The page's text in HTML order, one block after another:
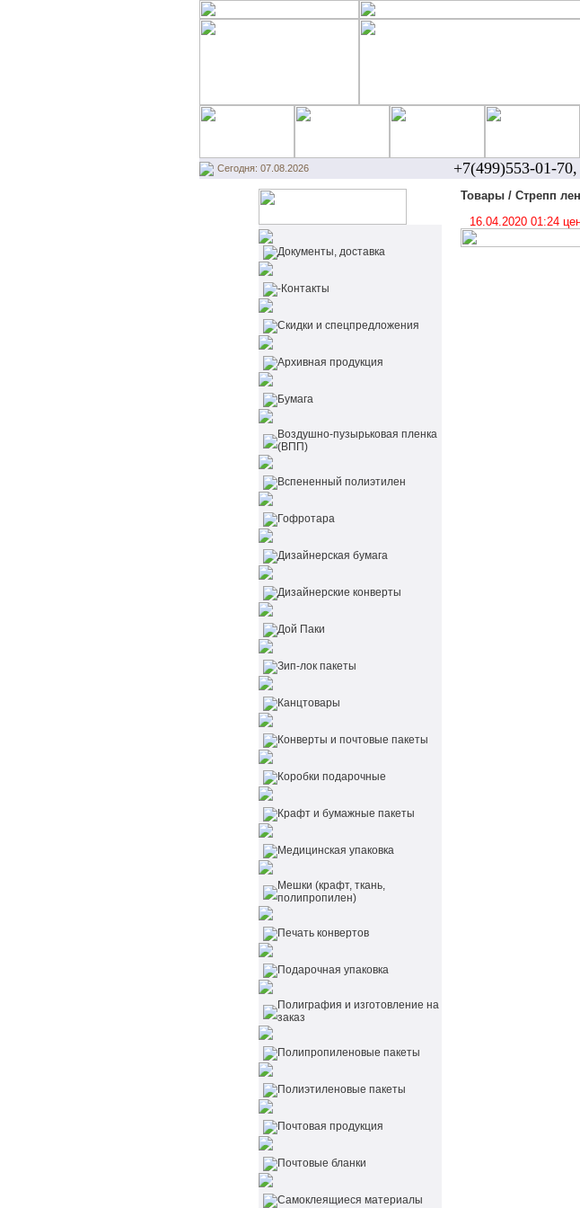
Сегодня: 07.08.2026 +7(499)553-01-
Документы, доставка
-Контакты
Cкидки и спецпредложения
Архивная продукция
Бумага
Воздушно-пузырьковая пленка
(ВПП)
Вспененный полиэтилен
Гофротара
Дизайнерская бумага
Дизайнерские конверты
Дой Паки
Зип-лок пакеты
Канцтовары
Конверты и почтовые пакеты
Коробки подарочные
Крафт и бумажные пакеты
Медицинская упаковка
Мешки (крафт, ткань,
полипропилен)
Печать конвертов
Подарочная упаковка
Полиграфия и изготовление на
заказ
Полипропиленовые пакеты
Полиэтиленовые пакеты
Почтовая продукция
Почтовые бланки
Самоклеящиеся материалы
Товары / Стрепп
16.04.2020 01:24